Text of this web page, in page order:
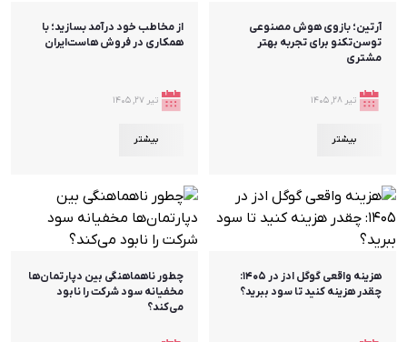
آرتین؛ بازوی هوش مصنوعی
توسن‌تکنو برای تجربه بهتر
مشتری
تیر ۲۸, ۱۴۰۵
بیشتر
از مخاطب خود درآمد بسازید؛ با
همکاری در فروش هاست‌ایران
تیر ۲۷, ۱۴۰۵
بیشتر
هزینه واقعی گوگل ادز در ۱۴۰۵:
چقدر هزینه کنید تا سود ببرید؟
چطور ناهماهنگی بین دپارتمان‌ها
مخفیانه سود شرکت را نابود
می‌کند؟